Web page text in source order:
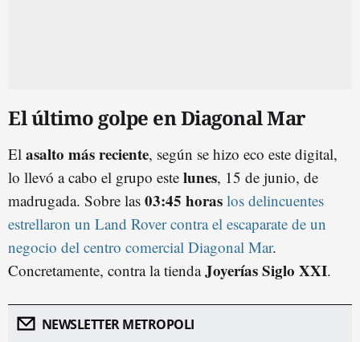
El último golpe en Diagonal Mar
El asalto más reciente, según se hizo eco este digital,
lo llevó a cabo el grupo este lunes, 15 de junio, de
madrugada. Sobre las 03:45 horas los delincuentes
estrellaron un Land Rover contra el escaparate de un
negocio del centro comercial Diagonal Mar.
Concretamente, contra la tiendaJoyerías Siglo XXI.
NEWSLETTER METROPOLI